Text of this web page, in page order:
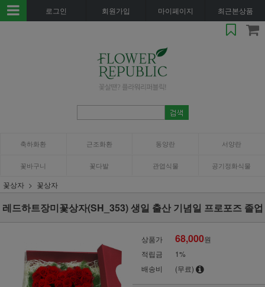
로그인 회원가입 마이페이지 최근본상품
축하화환 근조화환 동양란 서양란
꽃바구니 꽃다발 관엽식물 공기정화식물
꽃상자 꽃상자
레드하트장미꽃상자(SH_353) 생일 출산 기념일 프로포즈 졸업
상품가 68,000원
적립금
1%
배송비
(무료)